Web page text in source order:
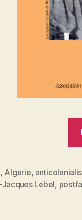
, Algérie,
Jacques Lebel,